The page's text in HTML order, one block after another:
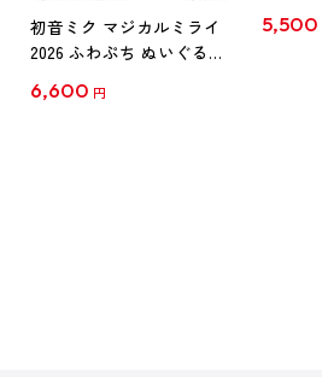
初音ミク マジカルミライ
2026 ふわぷち ぬいぐるみ
6,600 円
5,500